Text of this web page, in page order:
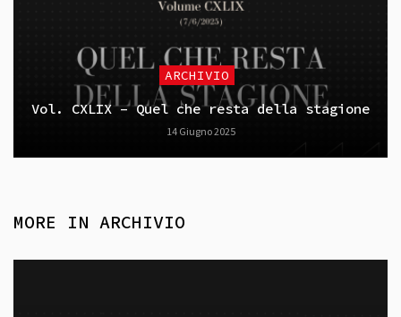
ARCHIVIO
Vol. CXLIX – Quel che resta della stagione
14 Giugno 2025
MORE IN ARCHIVIO